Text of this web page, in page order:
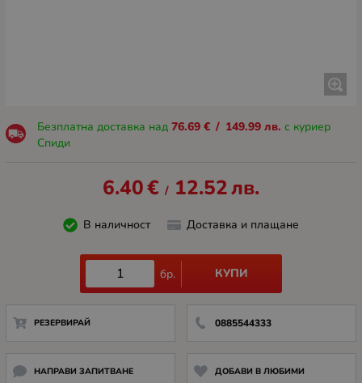
Безплатна доставка над 76.69 € / 149.99 лв. с куриер
Спиди
6.40€ / 12.52лв.
В наличност Доставка и плащане
бр. КУПИ
РЕЗЕРВИРАЙ 0885544333
НАПРАВИ ЗАПИТВАНЕ ДОБАВИ В ЛЮБИМИ